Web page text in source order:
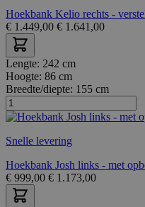
Hoekbank Kelio rechts -
€ 1.449,00 € 1.641,00
Lengte: 242 cm
Hoogte: 86 cm
Breedte/diepte: 155 cm
Snelle levering
Hoekbank Josh links - met
€ 999,00 € 1.173,00